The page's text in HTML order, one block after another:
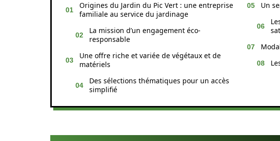
Origines du Jardin du Pic Vert : une entreprise
familiale au service du jardinage
La mission d’un engagement éco-
responsable
Une offre riche et variée de végétaux et de
matériels
Des sélections thématiques pour un accès
simplifié
Un